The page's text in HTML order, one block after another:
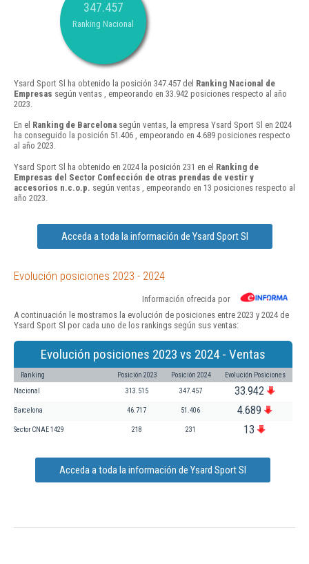
347.457
Ranking Nacional
Ysard Sport Sl ha obtenido la posición 347.457 del Ranking Nacional de
Empresas según ventas , empeorando en 33.942 posiciones respecto al año
2023.
En el Ranking de Barcelona según ventas, la empresa Ysard Sport Sl en 2024
ha conseguido la posición 51.406 , empeorando en 4.689 posiciones respecto
al año 2023.
Ysard Sport Sl ha obtenido en 2024 la posición 231 en el Ranking de
Empresas del Sector Confección de otras prendas de vestir y
accesorios n.c.o.p. según ventas , empeorando en 13 posiciones respecto al
año 2023.
Acceda a toda la información de Ysard Sport Sl
Evolución posiciones 2023 - 2024
Información ofrecida por
A continuación le mostramos la evolución de posiciones entre 2023 y 2024 de
Ysard Sport Sl por cada uno de los rankings según sus ventas:
Evolución posiciones 2023 vs 2024 - Ventas
Ranking Posición 2023 Posición 2024 Evolución Posiciones
Nacional 313.515 347.457 33.942
Barcelona 46.717 51.406 4.689
Sector CNAE 1429 218 231 13
Acceda a toda la información de Ysard Sport Sl